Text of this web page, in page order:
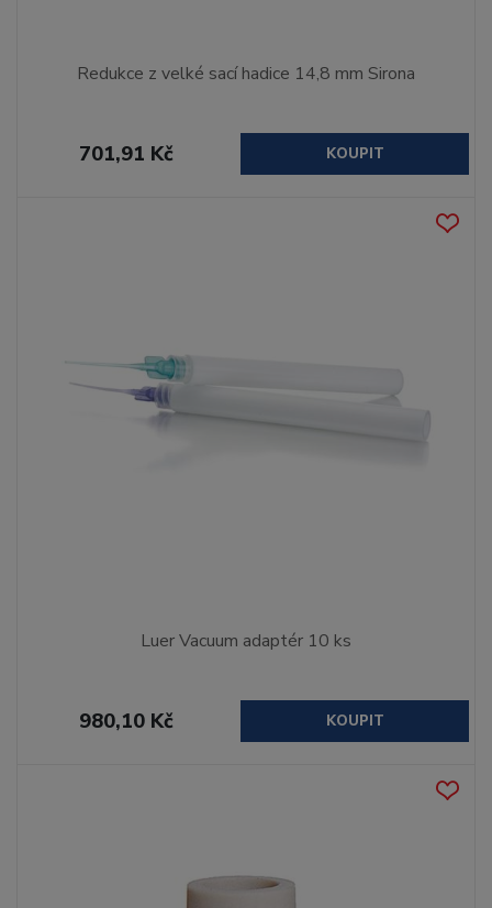
Redukce z velké sací hadice 14,8 mm Sirona
701,91 Kč KOUPIT
Luer Vacuum adaptér 10 ks
980,10 Kč KOUPIT